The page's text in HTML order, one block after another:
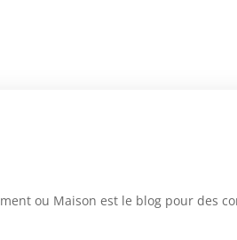
ou Maison est le blog pour des